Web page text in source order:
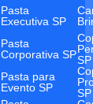
Pasta
Executiva SP
Pasta
Corporativa SPSP
Pasta para
Evento SP
SP